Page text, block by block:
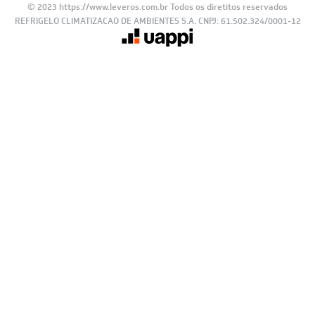
© 2023 https://www.leveros.com.br Todos os diretitos reservados
REFRIGELO CLIMATIZACAO DE AMBIENTES S.A. CNPJ: 61.502.324/0001-12